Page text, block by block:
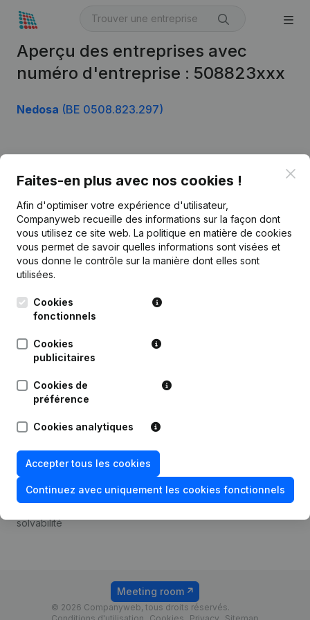
Aperçu des entreprises avec
numéro d'entreprise : 508823xxx
Nedosa (BE 0508.823.297)
Faites-en plus avec nos cookies !
Afin d'optimiser votre expérience d'utilisateur,
Companyweb recueille des informations sur la façon dont
vous utilisez ce site web. La politique en matière de cookies
vous permet de savoir quelles informations sont visées et
vous donne le contrôle sur la manière dont elles sont
utilisées.
Cookies
fonctionnels
Cookies
publicitaires
Cookies de
préférence
Cookies analytiques
Accepter tous les cookies
Continuez avec uniquement les cookies fonctionnels
Français
Kantorenpark Everest
Leuvensesteenweg
1800 Vilvoorde
Informations d’entreprise
Monitoring
Recherche internationale
Prospection
Compliance et prévention
de la fraude
Consulter des comptes
Recherche de numéro de
TVA
solvabilité
Tarifs
© 2026 Companyweb, tous droits réservés.
Meeting room